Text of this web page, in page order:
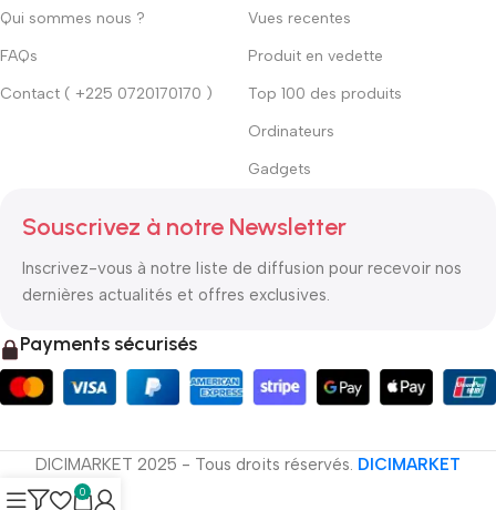
Qui sommes nous ?
FAQs
Contact ( +225 0720170170 )
Vues recentes
Produit en vedette
Top 100 des produits
Ordinateurs
Gadgets
Souscrivez à notre Newsletter
Inscrivez-vous à notre liste de diffusion pour recevoir nos
dernières actualités et offres exclusives.
Payments sécurisés
DICIMARKET 2025 - Tous droits réservés. DICIMARKET
0